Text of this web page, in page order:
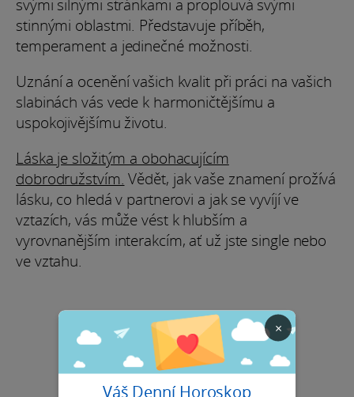
svými silnými stránkami a proplouvá svými
stinnými oblastmi. Představuje příběh,
temperament a jedinečné možnosti.
Uznání a ocenění vašich kvalit při práci na vašich
slabinách vás vede k harmoničtějšímu a
uspokojivějšímu životu.
Láska je složitým a obohacujícím
dobrodružstvím. Vědět, jak vaše znamení prožívá
lásku, co hledá v partnerovi a jak se vyvíjí ve
vztazích, vás může vést k hlubším a
vyrovnanějším interakcím, ať už jste single nebo
ve vztahu.
×
Váš Denní Horoskop